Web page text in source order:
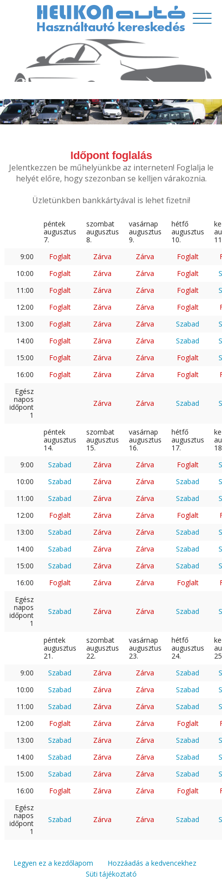
Időpont foglalás
Jelentkezzen be műhelyünkbe az interneten! Foglalja le
helyét előre, hogy szezonban se kelljen várakoznia.
Üzletünkben bankkártyával is lehet fizetni!
péntek
augusztus
7.
szombat
augusztus
8.
vasárnap
augusztus
9.
hétfő
augusztus
10.
9:00
Foglalt Zárva Zárva Foglalt
10:00
Foglalt Zárva Zárva Foglalt
11:00
Foglalt Zárva Zárva Foglalt
12:00
Foglalt Zárva Zárva Foglalt
13:00
Foglalt Zárva Zárva Szabad
14:00
Foglalt Zárva Zárva Szabad
15:00
Foglalt Zárva Zárva Foglalt
16:00
Foglalt Zárva Zárva Foglalt
Egész
napos
időpont
1
Zárva Zárva Szabad
péntek
augusztus
14.
szombat
augusztus
15.
vasárnap
augusztus
16.
hétfő
augusztus
17.
9:00
Szabad Zárva Zárva Foglalt
10:00
Szabad Zárva Zárva Szabad
11:00
Szabad Zárva Zárva Szabad
12:00
Foglalt Zárva Zárva Foglalt
13:00
Szabad Zárva Zárva Szabad
14:00
Szabad Zárva Zárva Szabad
15:00
Szabad Zárva Zárva Szabad
16:00
Foglalt Zárva Zárva Foglalt
Egész
napos
időpont
1
Szabad Zárva Zárva Szabad
péntek
augusztus
21.
szombat
augusztus
22.
vasárnap
augusztus
23.
hétfő
augusztus
24.
9:00
Szabad Zárva Zárva Szabad
10:00
Szabad Zárva Zárva Szabad
11:00
Szabad Zárva Zárva Szabad
12:00
Foglalt Zárva Zárva Foglalt
13:00
Szabad Zárva Zárva Szabad
14:00
Szabad Zárva Zárva Szabad
15:00
Szabad Zárva Zárva Szabad
16:00
Foglalt Zárva Zárva Foglalt
Egész
napos
időpont
1
Szabad Zárva Zárva Szabad
Legyen ez a kezdőlapom
Hozzáadás a kedvencekhez
Süti tájékoztató